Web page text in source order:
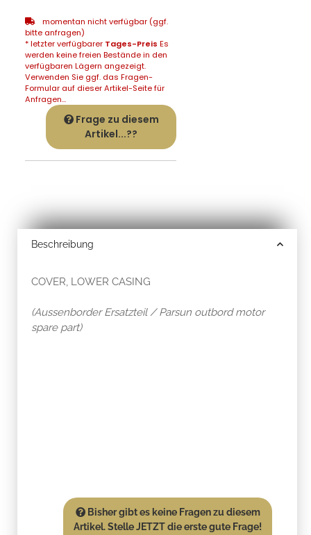
momentan nicht verfügbar (ggf.
bitte anfragen)
* letzter verfügbarer Tages-Preis Es
werden keine freien Bestände in den
verfügbaren Lägern angezeigt.
Verwenden Sie ggf. das Fragen-
Formular auf dieser Artikel-Seite für
Anfragen...
Frage zu diesem
Artikel...??
Beschreibung
COVER, LOWER CASING
(Aussenborder Ersatzteil / Parsun outbord motor
spare part)
Bisher gibt es keine Fragen zu diesem
Artikel. Stelle JETZT die erste gute Frage!